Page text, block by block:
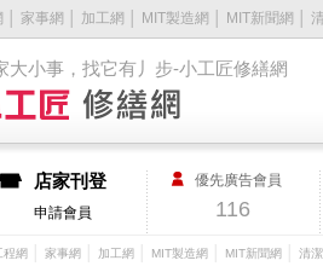
大小事，找它有丿步-小工匠修繕網
家事網 加工網 MIT製造網 MIT新聞網
店家刊登
申請會員
優先廣告會員
116
程網 家事網 加工網 MIT製造網 MIT新聞網 清